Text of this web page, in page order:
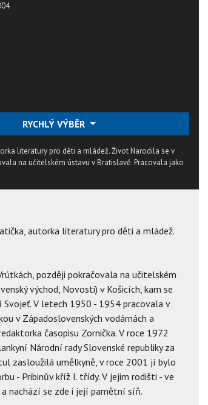
RYCHLÝ VÝBĚR
literatury pro děti a mládež. Život Narodila se v
na učitelském ústavu v Bratislavě. Pracovala jako
autorka literatury pro děti a mládež.
později pokračovala na učitelském
východ, Novosti) v Košicích, kam se
V letech 1950 - 1954 pracovala v
v Západoslovenských vodárnách a
časopisu Zornička. V roce 1972
Národní rady Slovenské republiky za
zasloužilá umělkyně, v roce 2001 jí bylo
- Pribinův kříž I. třídy. V jejim rodišti - ve
nachází se zde i její pamětní síň.